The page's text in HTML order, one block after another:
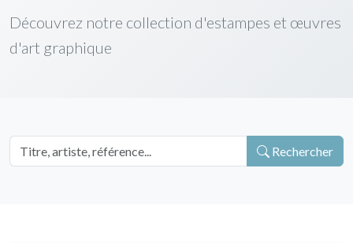
Découvrez notre collection d'estampes et œuvres
d'art graphique
Rechercher